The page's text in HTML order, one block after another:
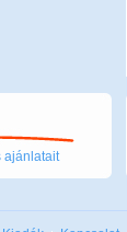
ajánlatait